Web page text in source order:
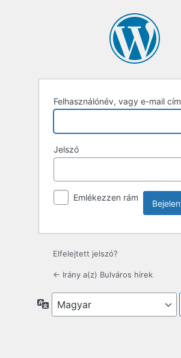
Felhasználónév, vagy e-mail cím
Jelszó
Emlékezzen rám
Elfelejtett jelszó?
← Irány a(z) Bulváros hírek
Nyelv